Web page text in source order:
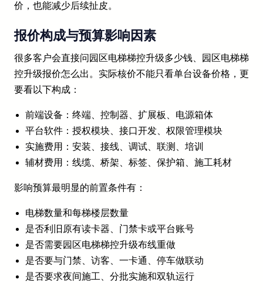
价，也能减少后续扯皮。
报价构成与预算影响因素
很多客户会直接问园区电梯梯控升级多少钱、园区电梯梯
控升级报价怎么出。实际核价不能只看单台设备价格，更
要看以下构成：
前端设备：终端、控制器、扩展板、电源箱体
平台软件：授权模块、接口开发、权限管理模块
实施费用：安装、接线、调试、联测、培训
辅材费用：线缆、桥架、标签、保护箱、施工耗材
影响预算最明显的前置条件有：
电梯数量和每梯楼层数量
是否利旧原有读卡器、门禁卡或平台账号
是否需要园区电梯梯控升级布线重做
是否要与门禁、访客、一卡通、停车做联动
是否要求夜间施工、分批实施和双轨运行